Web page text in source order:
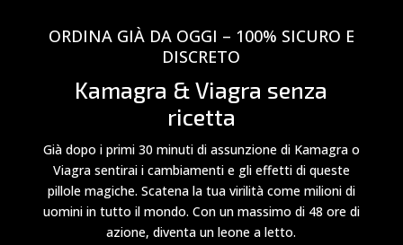
ORDINA GIÀ DA OGGI – 100% SICURO E
DISCRETO
Kamagra & Viagra senza
ricetta
Già dopo i primi 30 minuti di assunzione di Kamagra o
Viagra sentirai i cambiamenti e gli effetti di queste
pillole magiche. Scatena la tua virilità come milioni di
uomini in tutto il mondo. Con un massimo di 48 ore di
azione, diventa un leone a letto.